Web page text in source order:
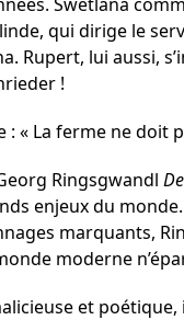
qui dirige le
Rupert, lui aussi,
!
: « La ferme ne doit
Ringsgwandl
enjeux du
marquants,
moderne
et